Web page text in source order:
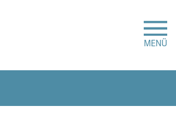
MENÜ